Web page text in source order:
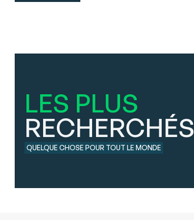
LES PLUS
RECHERCHÉS
QUELQUE CHOSE POUR TOUT LE MONDE